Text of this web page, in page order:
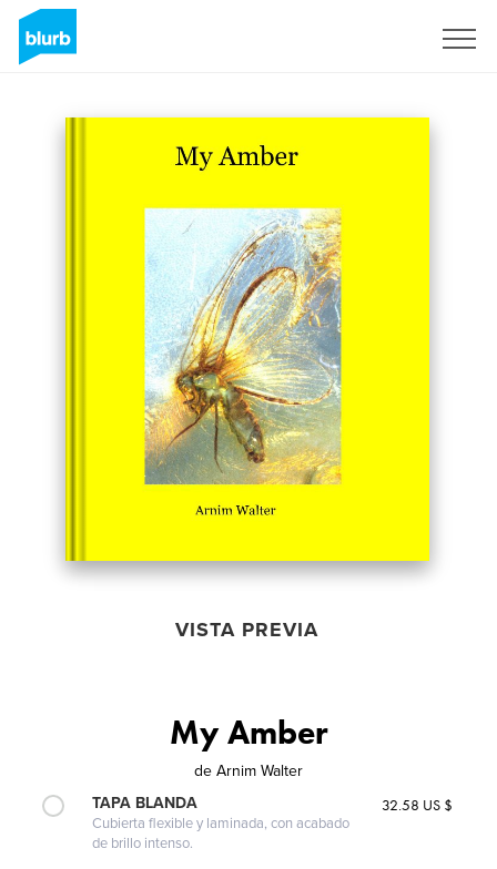
VISTA PREVIA
My Amber
de Arnim Walter
TAPA BLANDA
Cubierta flexible y laminada, con acabado
de brillo intenso.
32.58 US $